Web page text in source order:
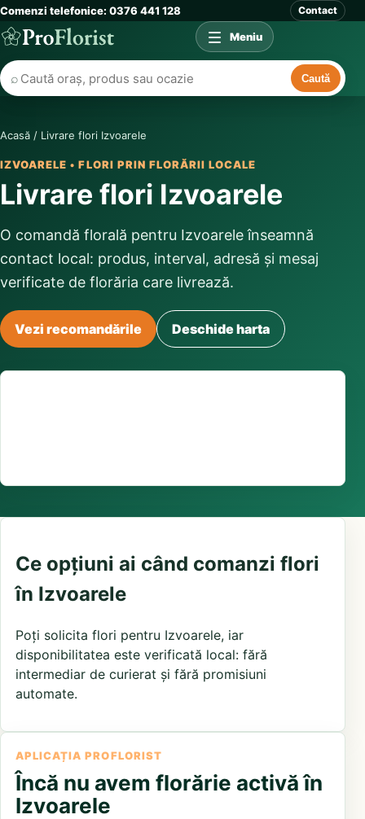
Comenzi telefonice: 0376 441 128 Contact
⌕ Caută
Meniu
Acasă / Livrare flori Izvoarele
IZVOARELE • FLORI PRIN FLORĂRII LOCALE
Livrare flori Izvoarele
O comandă florală pentru Izvoarele înseamnă
contact local: produs, interval, adresă și mesaj
verificate de florăria care livrează.
Vezi recomandările Deschide harta
Ce opțiuni ai când comanzi flori
în Izvoarele
Poți solicita flori pentru Izvoarele, iar
disponibilitatea este verificată local: fără
intermediar de curierat și fără promisiuni
automate.
APLICAȚIA PROFLORIST
Încă nu avem florărie activă în
Izvoarele